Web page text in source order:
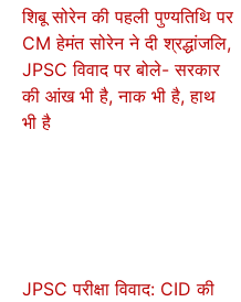
शिबू सोरेन की पहली पुण्यतिथि पर
CM हेमंत सोरेन ने दी श्रद्धांजलि,
JPSC विवाद पर बोले- सरकार
की आंख भी है, नाक भी है, हाथ
भी है
JPSC परीक्षा विवाद: CID की